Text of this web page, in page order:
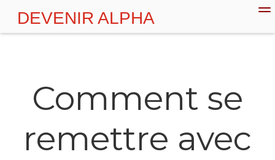
DEVENIR ALPHA
Comment se
remettre avec